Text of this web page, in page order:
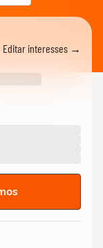
Editar interesses →